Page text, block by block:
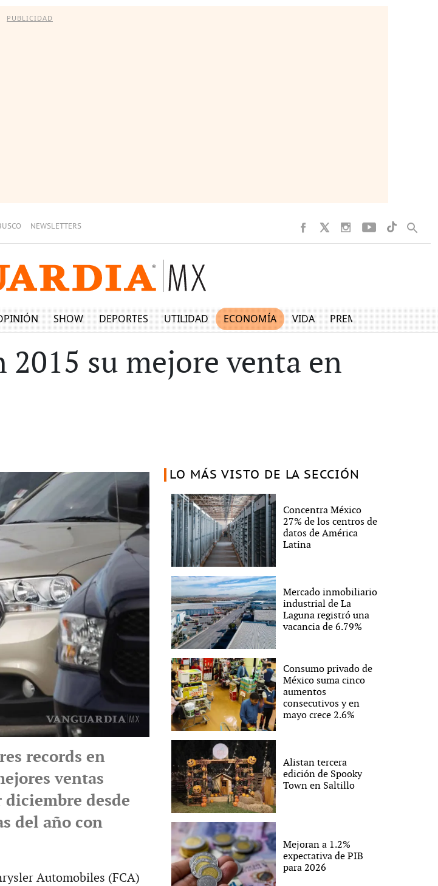
PUBLICIDAD
NEWSLETTERS
SHOW DEPORTES UTILIDAD ECONOMÍA VIDA PREMIUM
su mejore venta en
records en
ventas
diciembre desde
del año con
Automobiles (FCA)
LO MÁS VISTO DE LA SECCIÓN
Concentra México
27% de los centros de
datos de América
Latina
Mercado inmobiliario
industrial de La
Laguna registró una
vacancia de 6.79%
Consumo privado de
México suma cinco
aumentos
consecutivos y en
mayo crece 2.6%
Alistan tercera
edición de Spooky
Town en Saltillo
Mejoran a 1.2%
expectativa de PIB
para 2026